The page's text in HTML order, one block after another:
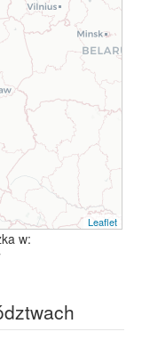
Leaflet
w: